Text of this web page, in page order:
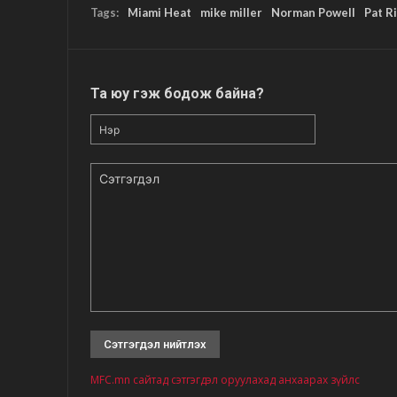
Tags: Miami Heat mike miller Norman Powell Pat
Та юу гэж бодож байна?
MFC.mn сайтад сэтгэгдэл оруулахад анхаарах зүйлс